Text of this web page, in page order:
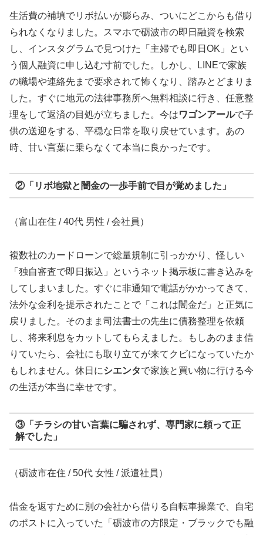
生活費の補填でリボ払いが膨らみ、ついにどこからも借り
られなくなりました。スマホで砺波市の即日融資を検索
し、インスタグラムで見つけた「主婦でも即日OK」とい
う個人融資に申し込む寸前でした。しかし、LINEで家族
の職場や連絡先まで要求されて怖くなり、踏みとどまりま
した。すぐに地元の法律事務所へ無料相談に行き、任意整
理をして返済の目処が立ちました。今はワゴンアールで子
供の送迎をする、平穏な日常を取り戻せています。あの
時、甘い言葉に乗らなくて本当に良かったです。
②「リボ地獄と闇金の一歩手前で目が覚めました」
（富山在住 / 40代 男性 / 会社員）
複数社のカードローンで総量規制に引っかかり、怪しい
「独自審査で即日振込」というネット掲示板に書き込みを
してしまいました。すぐに非通知で電話がかかってきて、
法外な金利を提示されたことで「これは闇金だ」と正気に
戻りました。そのまま司法書士の先生に債務整理を依頼
し、将来利息をカットしてもらえました。もしあのまま借
りていたら、会社にも取り立てが来てクビになっていたか
もしれません。休日にシエンタで家族と買い物に行ける今
の生活が本当に幸せです。
③「チラシの甘い言葉に騙されず、専門家に頼って正
解でした」
（砺波市在住 / 50代 女性 / 派遣社員）
借金を返すために別の会社から借りる自転車操業で、自宅
のポストに入っていた「砺波市の方限定・ブラックでも融